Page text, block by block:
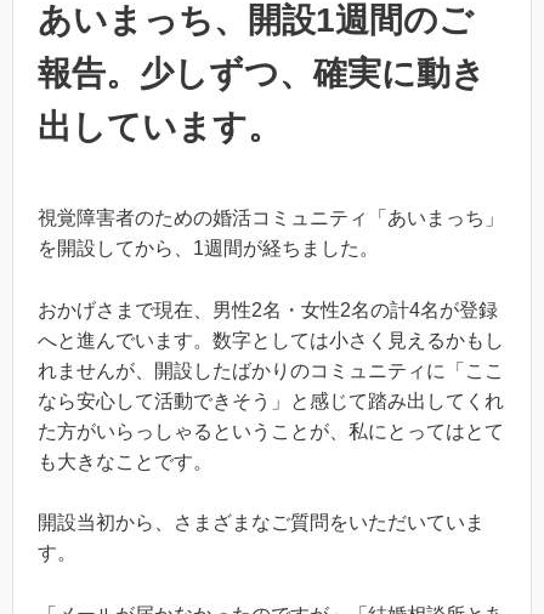
あいまっち、開設1週間のご
報告。少しずつ、確実に動き
出しています。
視覚障害者のための婚活コミュニティ「あいまっち」
を開設してから、1週間が経ちました。
おかげさまで現在、男性2名・女性2名の計4名が登録
へと進んでいます。数字としては小さく見えるかもし
れませんが、開設したばかりのコミュニティに「ここ
なら安心して活動できそう」と感じて踏み出してくれ
た方がいらっしゃるということが、私にとってはとて
も大きなことです。
開設当初から、さまざまなご質問をいただいていま
す。